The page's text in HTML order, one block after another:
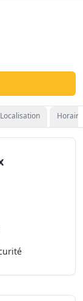
Localisation